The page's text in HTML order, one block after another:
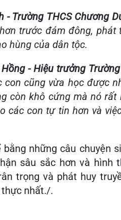
- Trường THCS Chương
trước đám đông, phát
hùng của dân tộc.
- Hiệu trưởng
con cũng vừa học được
còn khô cứng mà nó
các con tự tin hơn và
những câu chuyện
sâu sắc hơn và
trọng và phát huy
nhất./.